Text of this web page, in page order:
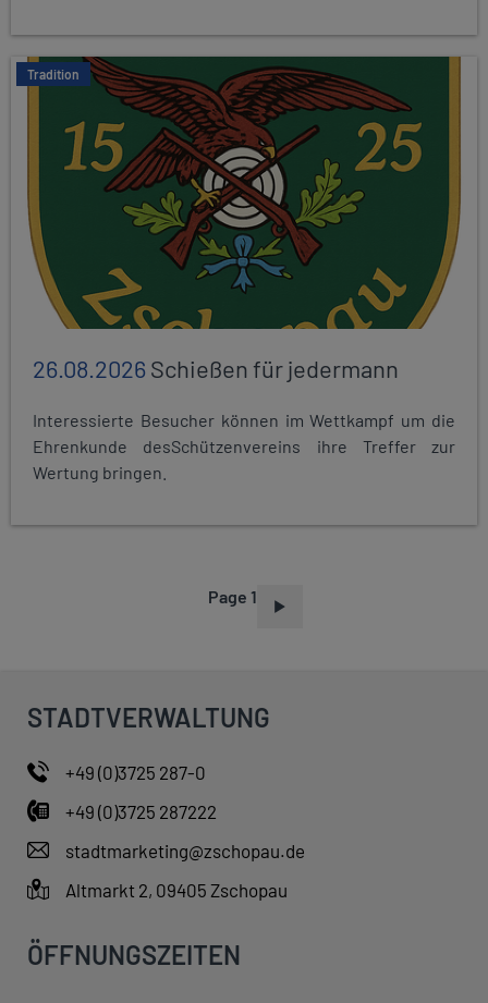
Tradition
26.08.2026Schießen für jedermann
Interessierte Besucher können im Wettkampf um die
Ehrenkunde desSchützenvereins ihre Treffer zur
Wertung bringen.
Page 1
STADTVERWALTUNG
+49 (0)3725 287-0
+49 (0)3725 287222
stadtmarketing@zschopau.de
Altmarkt 2, 09405 Zschopau
ÖFFNUNGSZEITEN